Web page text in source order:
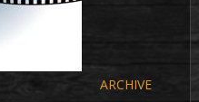
ARCHIVE